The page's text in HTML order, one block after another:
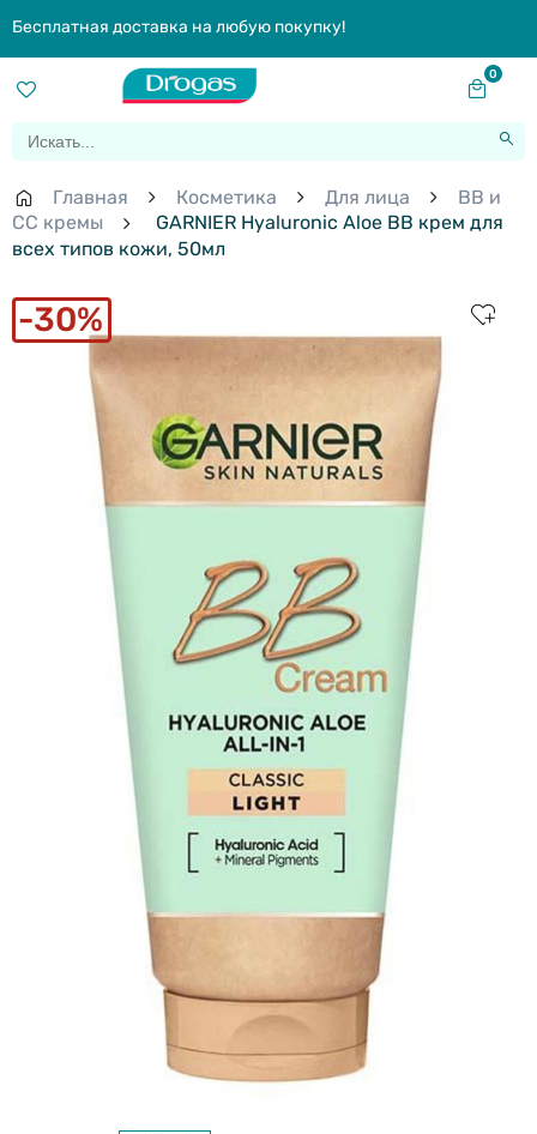
Бесплатная доставка на любую покупку!
0
Главная Косметика Для лица
BB и
СС кремы
GARNIER Hyaluronic Aloe BB крем для
всех типов кожи, 50мл
30%